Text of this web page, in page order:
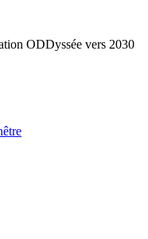
ODDyssée vers 2030